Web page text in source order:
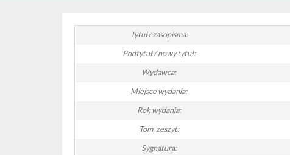
Tytuł czasopisma:
Podtytuł / nowy tytuł:
Wydawca:
Miejsce wydania:
Rok wydania:
Tom, zeszyt:
Sygnatura: